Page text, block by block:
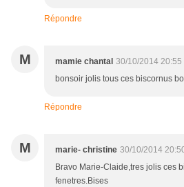
Répondre
M mamie chantal 30/10/2014 20:55
bonsoir jolis tous ces biscornus
Répondre
M marie- christine 30/10/2014
Bravo Marie-Claide,tres jolis ces
fenetres.Bises